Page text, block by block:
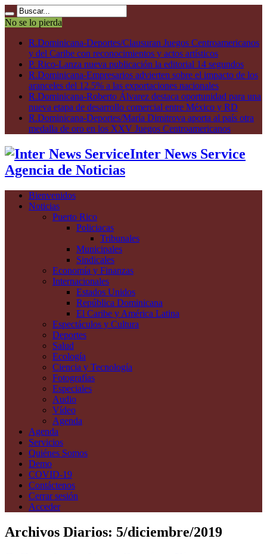
No se lo pierda
R.Dominicana-Deportes/Clausuran Juegos Centroamericanos
y del Caribe con reconocimientos y actos artísticos
P. Rico-Lanza nueva publicación la editorial 14 segundos
R.Dominicana-Empresarios advierten sobre el impacto de los
aranceles del 12.5% a las exportaciones nacionales
R.Dominicana-Roberto Álvarez destaca oportunidad para una
nueva etapa de desarrollo comercial entre México y RD
R.Dominicana-Deportes/María Dimitrova aporta al país otra
medalla de oro en los XXV Juegos Centroamericanos
Inter News Service
Agencia de Noticias
Bienvenidos
Noticias
Puerto Rico
Policiacas
Tribunales
Municipales
Sindicales
Economía y Finanzas
Internacionales
Estados Unidos
República Dominicana
El Caribe y América Latina
Espectáculos y Cultura
Deportes
Salud
Ecología
Ciencia y Tecnología
Fotografías
Especiales
Audio
Vídeo
Agenda
Agenda
Servicios
Quiénes Somos
Demo
COVID-19
Contáctenos
Cerrar sesión
Acceder
Archivos Diarios: 5/diciembre/2019